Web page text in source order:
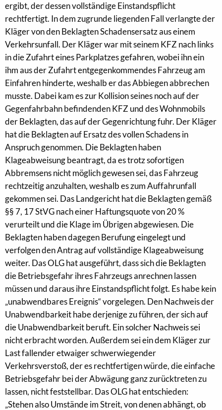
ergibt, der dessen vollständige Einstandspflicht
rechtfertigt. In dem zugrunde liegenden Fall verlangte der
Kläger von den Beklagten Schadensersatz aus einem
Verkehrsunfall. Der Kläger war mit seinem KFZ nach links
in die Zufahrt eines Parkplatzes gefahren, wobei ihn ein
ihm aus der Zufahrt entgegenkommendes Fahrzeug am
Einfahren hinderte, weshalb er das Abbiegen abbrechen
musste. Dabei kam es zur Kollision seines noch auf der
Gegenfahrbahn befindenden KFZ und des Wohnmobils
der Beklagten, das auf der Gegenrichtung fuhr. Der Kläger
hat die Beklagten auf Ersatz des vollen Schadens in
Anspruch genommen. Die Beklagten haben
Klageabweisung beantragt, da es trotz sofortigen
Abbremsens nicht möglich gewesen sei, das Fahrzeug
rechtzeitig anzuhalten, weshalb es zum Auffahrunfall
gekommen sei. Das Landgericht hat die Beklagten gemäß
§§ 7, 17 StVG nach einer Haftungsquote von 20 %
verurteilt und die Klage im Übrigen abgewiesen. Die
Beklagten haben dagegen Berufung eingelegt und
verfolgen den Antrag auf vollständige Klageabweisung
weiter. Das OLG hat ausgeführt, dass sich die Beklagten
die Betriebsgefahr ihres Fahrzeugs anrechnen lassen
müssen und daraus ihre Einstandspflicht folgt. Es habe kein
„unabwendbares Ereignis“ vorgelegen. Den Nachweis der
Unabwendbarkeit habe derjenige zu führen, der sich auf
die Unabwendbarkeit beruft. Ein solcher Nachweis sei
nicht erbracht worden. Außerdem sei ein dem Kläger zur
Last fallender etwaiger schwerwiegender
Verkehrsverstoß, der es rechtfertigen würde, die einfache
Betriebsgefahr bei der Abwägung ganz zurücktreten zu
lassen, nicht feststellbar. Das OLG hat entschieden:
„Stehen also Umstände im Streit, von denen abhängt, ob